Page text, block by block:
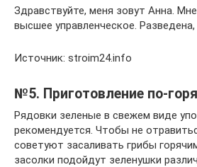
Здравствуйте, меня зовут Анна.
высшее управленческое.
Источник: stroim24.info
№5. Приготовление по-
Рядовки зеленые в свежем виде
рекомендуется. Чтобы не
советуют засаливать грибы
засолки подойдут зеленушки